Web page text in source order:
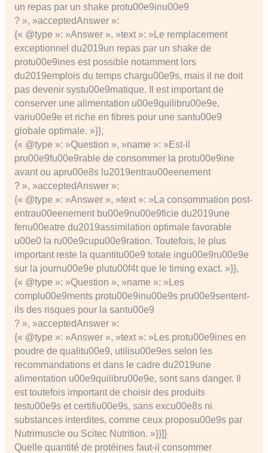
un repas par un shake protu00e9inu00e9
? », »acceptedAnswer »:
{« @type »: »Answer », »text »: »Le remplacement
exceptionnel du2019un repas par un shake de
protu00e9ines est possible notamment lors
du2019emplois du temps chargu00e9s, mais il ne doit
pas devenir systu00e9matique. Il est important de
conserver une alimentation u00e9quilibru00e9e,
variu00e9e et riche en fibres pour une santu00e9
globale optimale. »}},
{« @type »: »Question », »name »: »Est-il
pru00e9fu00e9rable de consommer la protu00e9ine
avant ou apru00e8s lu2019entrau00eenement
? », »acceptedAnswer »:
{« @type »: »Answer », »text »: »La consommation post-
entrau00eenement bu00e9nu00e9ficie du2019une
fenu00eatre du2019assimilation optimale favorable
u00e0 la ru00e9cupu00e9ration. Toutefois, le plus
important reste la quantitu00e9 totale ingu00e9ru00e9e
sur la journu00e9e plutu00f4t que le timing exact. »}},
{« @type »: »Question », »name »: »Les
complu00e9ments protu00e9inu00e9s pru00e9sentent-
ils des risques pour la santu00e9
? », »acceptedAnswer »:
{« @type »: »Answer », »text »: »Les protu00e9ines en
poudre de qualitu00e9, utilisu00e9es selon les
recommandations et dans le cadre du2019une
alimentation u00e9quilibru00e9e, sont sans danger. Il
est toutefois important de choisir des produits
testu00e9s et certifiu00e9s, sans excu00e8s ni
substances interdites, comme ceux proposu00e9s par
Nutrimuscle ou Scitec Nutrition. »}}]}
Quelle quantité de protéines faut-il consommer